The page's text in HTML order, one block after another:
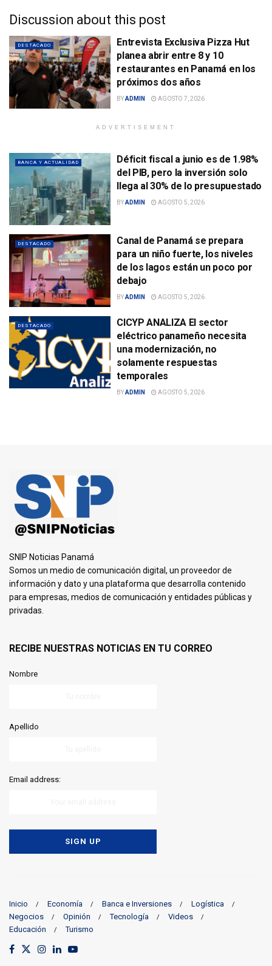
Discussion about this post
DESTACADO
Entrevista Exclusiva Pizza Hut
planea abrir entre 8 y 10
restaurantes en Panamá en los
próximos dos años
BYADMIN AGOSTO 7, 2026
ADVERTISEMENT
BANCA Y ACTUALIDAD
Déficit fiscal a junio es de 1.98%
del PIB, pero la inversión solo
llega al 30% de lo presupuestado
BYADMIN AGOSTO 5, 2026
DESTACADO
Canal de Panamá se prepara
para un niño fuerte, los niveles
de los lagos están un poco por
debajo
BYADMIN AGOSTO 5, 2026
DESTACADO
CICYP ANALIZA El sector
eléctrico panameño necesita
una modernización, no
solamente respuestas
temporales
BYADMIN AGOSTO 5, 2026
SNIP Noticias Panamá
Somos un medio de comunicación digital, un proveedor de
información y dato y una plataforma que desarrolla contenido
para empresas, medios de comunicación y entidades públicas y
privadas.
RECIBE NUESTRAS NOTICIAS EN TU CORREO
Nombre
Apellido
Email address:
Inicio Economía Banca e Inversiones
Logística
Negocios
Opinión Tecnología
Videos
Educación
Turismo